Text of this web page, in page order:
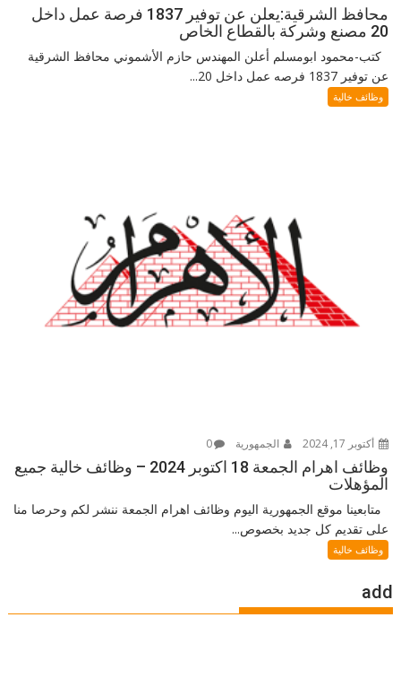
محافظ الشرقية:يعلن عن توفير 1837 فرصة عمل داخل
20 مصنع وشركة بالقطاع الخاص
كتب-محمود ابومسلم أعلن المهندس حازم الأشموني محافظ الشرقية
عن توفير 1837 فرصه عمل داخل 20...
وظائف خالية
أكتوبر 17, 2024 الجمهورية 0
وظائف اهرام الجمعة 18 اكتوبر 2024 – وظائف خالية جميع
المؤهلات
متابعينا موقع الجمهورية اليوم وظائف اهرام الجمعة ننشر لكم وحرصا منا
على تقديم كل جديد بخصوص...
وظائف خالية
add